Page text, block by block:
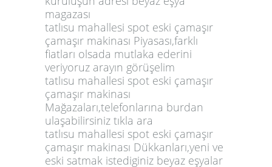
magazası
tatlısu mahallesi spot eski çamaşır
çamaşır makinası Piyasası,farklı
fiatları olsada mutlaka ederini
veriyoruz arayın görüşelim
tatlısu mahallesi spot eski çamaşır
çamaşır makinası
Mağazaları,telefonlarına burdan
ulaşabilirsiniz tıkla ara
tatlısu mahallesi spot eski çamaşır
çamaşır makinası Dükkanları,yeni ve
eski satmak istediginiz beyaz eşyalar